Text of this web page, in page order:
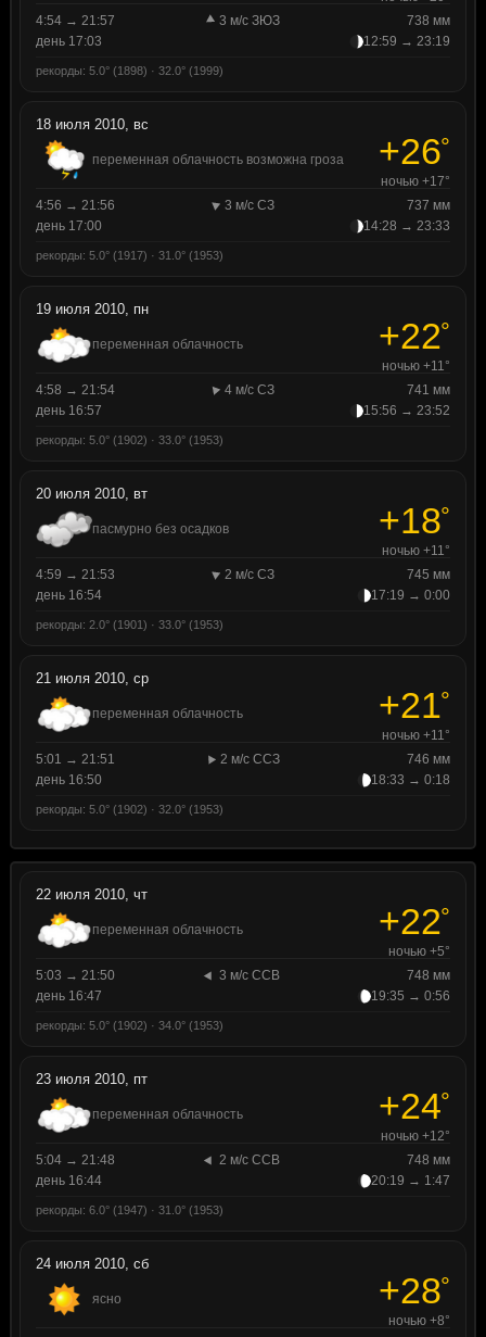
4:54 → 21:57
3 м/с ЗЮЗ
738 мм
день 17:03
12:59 → 23:19
рекорды: 5.0° (1898) · 32.0° (1999)
18 июля 2010, вс
переменная облачность возможна гроза +26°
ночью +17°
4:56 → 21:56
3 м/с СЗ
737 мм
день 17:00
14:28 → 23:33
рекорды: 5.0° (1917) · 31.0° (1953)
19 июля 2010, пн
переменная облачность +22°
ночью +11°
4:58 → 21:54
4 м/с СЗ
741 мм
день 16:57
15:56 → 23:52
рекорды: 5.0° (1902) · 33.0° (1953)
20 июля 2010, вт
пасмурно без осадков +18°
ночью +11°
4:59 → 21:53
2 м/с СЗ
745 мм
день 16:54
17:19 → 0:00
рекорды: 2.0° (1901) · 33.0° (1953)
21 июля 2010, ср
переменная облачность +21°
ночью +11°
5:01 → 21:51
2 м/с ССЗ
746 мм
день 16:50
18:33 → 0:18
рекорды: 5.0° (1902) · 32.0° (1953)
22 июля 2010, чт
переменная облачность +22°
ночью +5°
5:03 → 21:50
3 м/с ССВ
748 мм
день 16:47
19:35 → 0:56
рекорды: 5.0° (1902) · 34.0° (1953)
23 июля 2010, пт
переменная облачность +24°
ночью +12°
5:04 → 21:48
2 м/с ССВ
748 мм
день 16:44
20:19 → 1:47
рекорды: 6.0° (1947) · 31.0° (1953)
24 июля 2010, сб
ясно +28°
ночью +8°